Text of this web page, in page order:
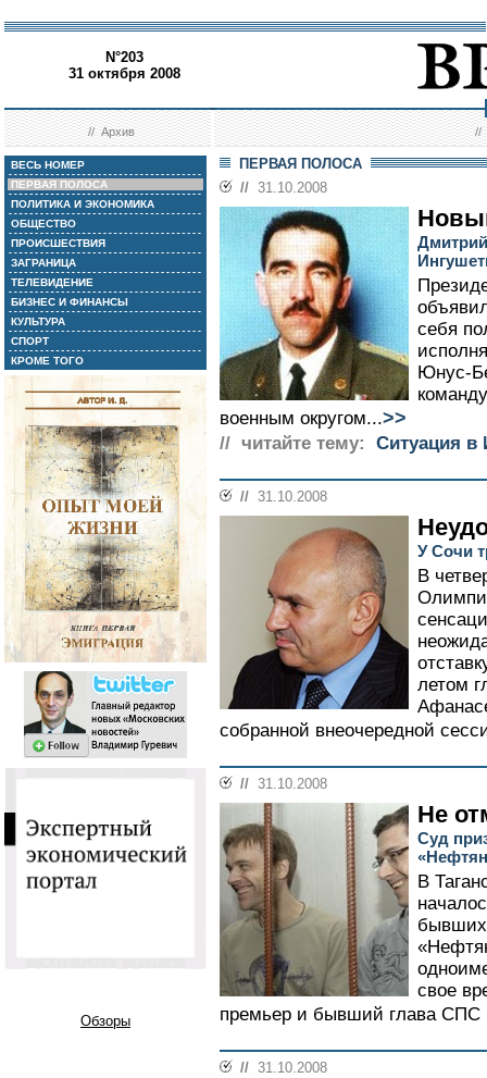
N°203
31 октября 2008
//Архив //
ВЕСЬ НОМЕР
ПЕРВАЯ ПОЛОСА
ПОЛИТИКА И ЭКОНОМИКА
ОБЩЕСТВО
ПРОИСШЕСТВИЯ
ЗАГРАНИЦА
ТЕЛЕВИДЕНИЕ
БИЗНЕС И ФИНАНСЫ
КУЛЬТУРА
СПОРТ
КРОМЕ ТОГО
Обзоры
ПЕРВАЯ ПОЛОСА
// 31.10.2008
себя
Юнус-
военным округом...>>
// читайте тему: Ситуация в
// 31.10.2008
У Сочи
В
летом
собранной внеочередной
// 31.10.2008
Не
Суд
В
бывших
свое
премьер и бывший глава СПС
// 31.10.2008